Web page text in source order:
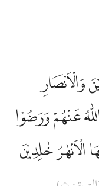
وَالْاَنْصَارِ
عَنْهُمْ وَرَضُوْا
خٰلِدِيْنَ